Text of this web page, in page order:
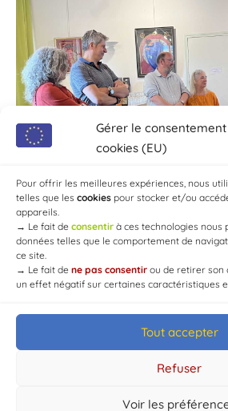
Gérer le
cookies (EU)
Pour offrir les meilleures expériences, nous
telles que les cookies pour stocker et/ou
appareils.
→ Le fait de consentir à ces technologies
données telles que le comportement de
ce site.
→ Le fait de ne pas consentir ou de retirer son
un effet négatif sur certaines caractéristiques
Tout accepter
Refuser
Voir les
© Mairie de Chaource [2004-2024] |
Developed byWEB3-